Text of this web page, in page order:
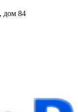
дом 84